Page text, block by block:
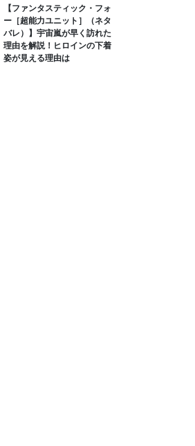
【ファンタスティック・フォ
ー［超能力ユニット］（ネタ
バレ）】宇宙嵐が早く訪れた
理由を解説！ヒロインの下着
姿が見える理由は